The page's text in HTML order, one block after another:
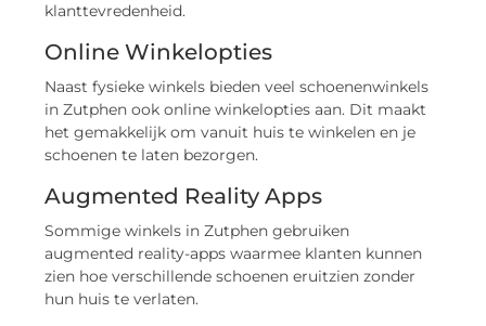
klanttevredenheid.
Online Winkelopties
Naast fysieke winkels bieden veel schoenenwinkels
in Zutphen ook online winkelopties aan. Dit maakt
het gemakkelijk om vanuit huis te winkelen en je
schoenen te laten bezorgen.
Augmented Reality Apps
Sommige winkels in Zutphen gebruiken
augmented reality-apps waarmee klanten kunnen
zien hoe verschillende schoenen eruitzien zonder
hun huis te verlaten.